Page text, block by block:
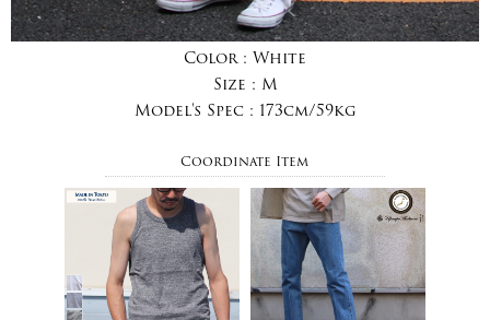
Color : White
Size : M
Model's Spec : 173cm/59kg
Coordinate Item